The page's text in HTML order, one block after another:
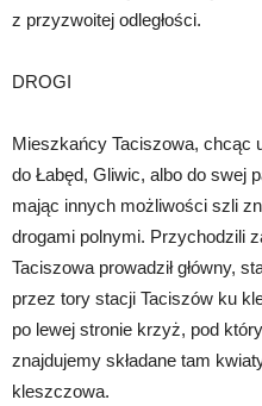
z przyzwoitej odległości.
DROGI
Mieszkańcy Taciszowa, chcąc
do Łabęd, Gliwic, albo do swej
mając innych możliwości szli
drogami polnymi. Przychodzili
Taciszowa prowadził główny,
przez tory stacji Taciszów ku
po lewej stronie krzyż, pod
znajdujemy składane tam
kleszczowa.